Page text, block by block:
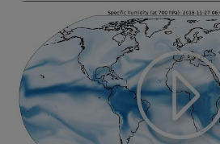
Tu configuración de cookies no
este contenido
Configurar